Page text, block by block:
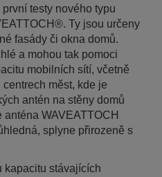
testy nového typu
Ty jsou určeny
fasády či okna domů.
a mohou tak pomoci
mobilních sítí, včetně
měst, kde je
antén na stěny domů
WAVEATTOCH
splyne přirozeně s
kapacitu stávajících